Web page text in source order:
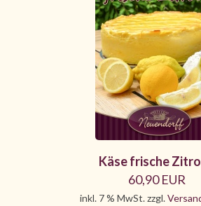
Käse frische
60,90 EUR
inkl. 7 % MwSt. zzgl.